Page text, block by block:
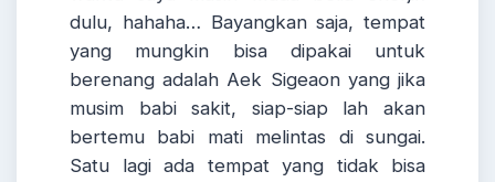
dulu, hahaha… Bayangkan saja, tempat
yang mungkin bisa dipakai untuk
berenang adalah Aek Sigeaon yang jika
musim babi sakit, siap-siap lah akan
bertemu babi mati melintas di sungai.
Satu lagi ada tempat yang tidak bisa